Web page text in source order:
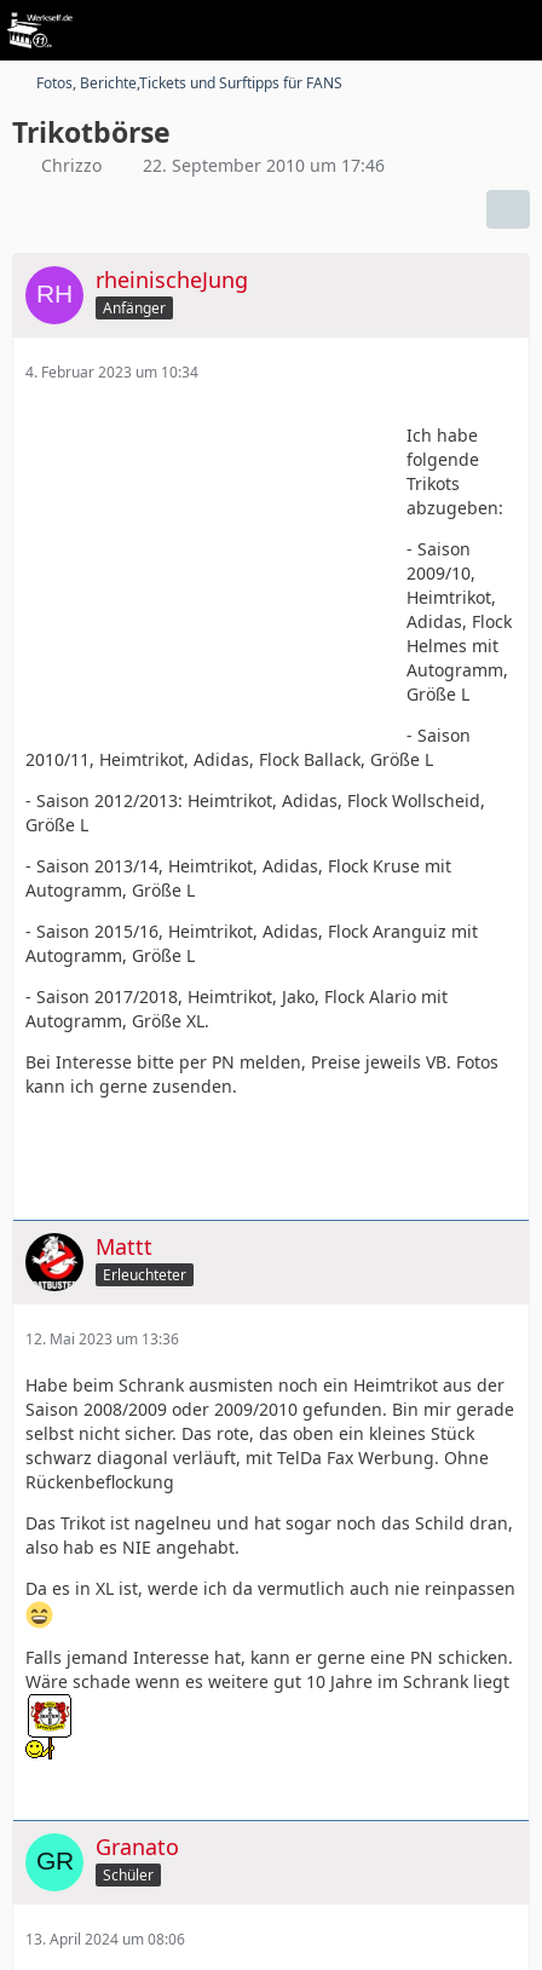
Fotos, Berichte,Tickets und Surftipps für FANS
Trikotbörse
Chrizzo 22. September 2010 um 17:46
rheinischeJung
Anfänger
4. Februar 2023 um 10:34
Ich habe
folgende
Trikots
abzugeben:
- Saison
2009/10,
Heimtrikot,
Adidas, Flock
Helmes mit
Autogramm,
Größe L
- Saison
2010/11, Heimtrikot, Adidas, Flock Ballack, Größe L
- Saison 2012/2013: Heimtrikot, Adidas, Flock Wollscheid,
Größe L
- Saison 2013/14, Heimtrikot, Adidas, Flock Kruse mit
Autogramm, Größe L
- Saison 2015/16, Heimtrikot, Adidas, Flock Aranguiz mit
Autogramm, Größe L
- Saison 2017/2018, Heimtrikot, Jako, Flock Alario mit
Autogramm, Größe XL.
Bei Interesse bitte per PN melden, Preise jeweils VB. Fotos
kann ich gerne zusenden.
Mattt
Erleuchteter
12. Mai 2023 um 13:36
Habe beim Schrank ausmisten noch ein Heimtrikot aus der
Saison 2008/2009 oder 2009/2010 gefunden. Bin mir gerade
selbst nicht sicher. Das rote, das oben ein kleines Stück
schwarz diagonal verläuft, mit TelDa Fax Werbung. Ohne
Rückenbeflockung
Das Trikot ist nagelneu und hat sogar noch das Schild dran,
also hab es NIE angehabt.
Da es in XL ist, werde ich da vermutlich auch nie reinpassen
Falls jemand Interesse hat, kann er gerne eine PN schicken.
Wäre schade wenn es weitere gut 10 Jahre im Schrank liegt
Granato
Schüler
13. April 2024 um 08:06